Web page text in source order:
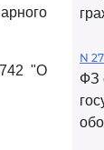
"О
N
ФЗ